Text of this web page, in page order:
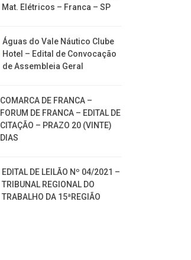
Mat. Elétricos – Franca – SP
Águas do Vale Náutico Clube
Hotel – Edital de Convocação
de Assembleia Geral
COMARCA DE FRANCA –
FORUM DE FRANCA – EDITAL DE
CITAÇÃO – PRAZO 20 (VINTE)
DIAS
EDITAL DE LEILÃO Nº 04/2021 –
TRIBUNAL REGIONAL DO
TRABALHO DA 15ªREGIÃO